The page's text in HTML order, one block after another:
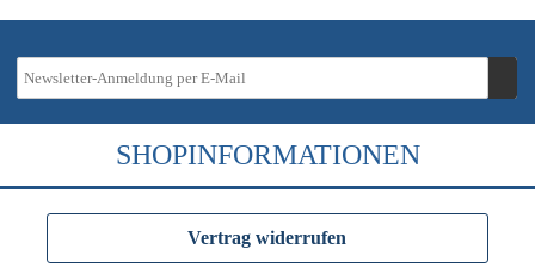
SHOPINFORMATIONEN
Vertrag widerrufen